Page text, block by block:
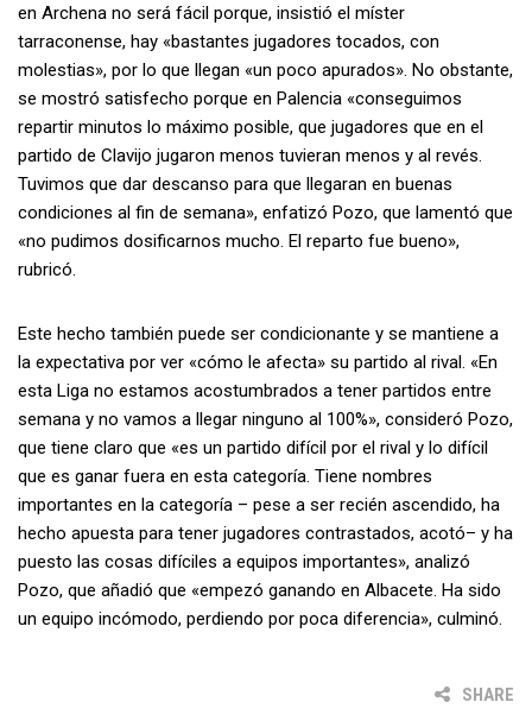
en Archena no será fácil porque, insistió el míster
tarraconense, hay «bastantes jugadores tocados, con
molestias», por lo que llegan «un poco apurados». No obstante,
se mostró satisfecho porque en Palencia «conseguimos
repartir minutos lo máximo posible, que jugadores que en el
partido de Clavijo jugaron menos tuvieran menos y al revés.
Tuvimos que dar descanso para que llegaran en buenas
condiciones al fin de semana», enfatizó Pozo, que lamentó que
«no pudimos dosificarnos mucho. El reparto fue bueno»,
rubricó.
Este hecho también puede ser condicionante y se mantiene a
la expectativa por ver «cómo le afecta» su partido al rival. «En
esta Liga no estamos acostumbrados a tener partidos entre
semana y no vamos a llegar ninguno al 100%», consideró Pozo,
que tiene claro que «es un partido difícil por el rival y lo difícil
que es ganar fuera en esta categoría. Tiene nombres
importantes en la categoría – pese a ser recién ascendido, ha
hecho apuesta para tener jugadores contrastados, acotó– y ha
puesto las cosas difíciles a equipos importantes», analizó
Pozo, que añadió que «empezó ganando en Albacete. Ha sido
un equipo incómodo, perdiendo por poca diferencia», culminó.
SHARE